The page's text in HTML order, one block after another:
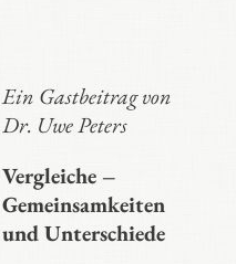
Ein Gastbeitrag von
Dr. Uwe Peters
Vergleiche –
Gemeinsamkeiten
und Unterschiede